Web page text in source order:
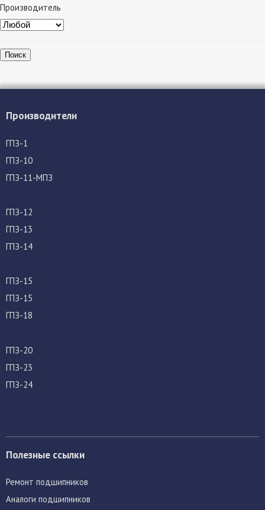
Производитель
Поиск
Производители
ГПЗ-1
ГПЗ-10
ГПЗ-11-МПЗ
ГПЗ-12
ГПЗ-13
ГПЗ-14
ГПЗ-15
ГПЗ-15
ГПЗ-18
ГПЗ-20
ГПЗ-23
ГПЗ-24
Полезные ссылки
Ремонт подшипников
Аналоги подшипников